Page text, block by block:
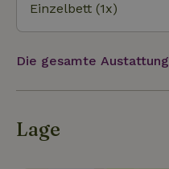
Einzelbett (1x)
Die gesamte
Lage